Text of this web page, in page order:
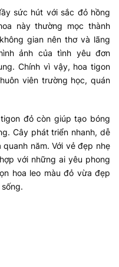
sức hút với sắc đỏ hồng
này thường mọc thành
gian nên thơ và lãng
ảnh của tình yêu đơn
Chính vì vậy, hoa tigon
viên trường học, quán
đỏ còn giúp tạo bóng
Cây phát triển nhanh, dễ
năm. Với vẻ đẹp nhẹ
với những ai yêu phong
hoa leo màu đỏ vừa đẹp